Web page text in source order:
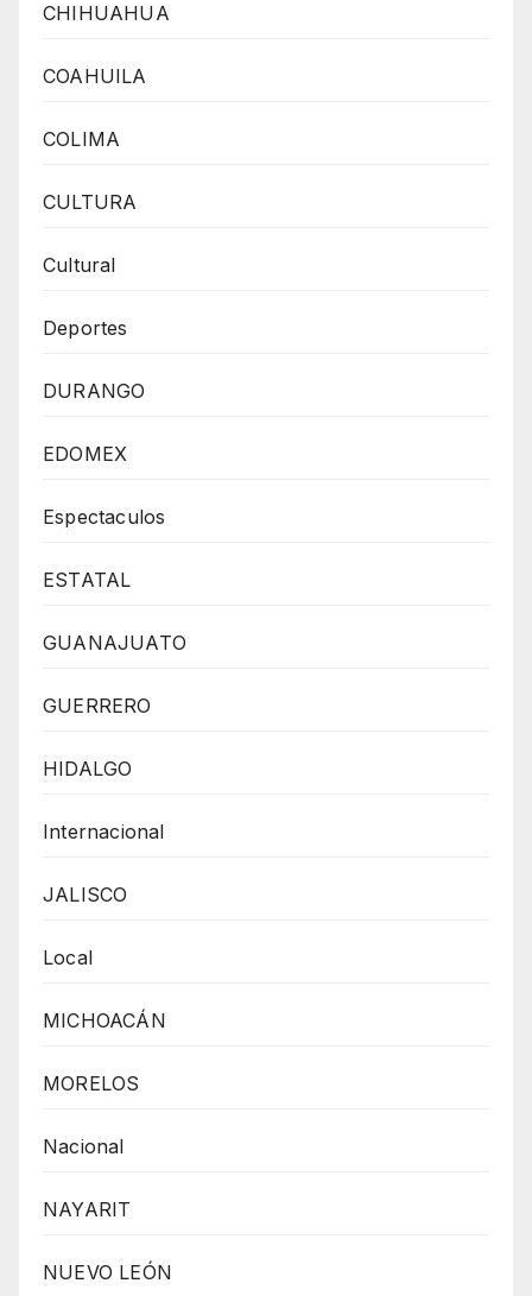
CHIHUAHUA
COAHUILA
COLIMA
CULTURA
Cultural
Deportes
DURANGO
EDOMEX
Espectaculos
ESTATAL
GUANAJUATO
GUERRERO
HIDALGO
Internacional
JALISCO
Local
MICHOACÁN
MORELOS
Nacional
NAYARIT
NUEVO LEÓN